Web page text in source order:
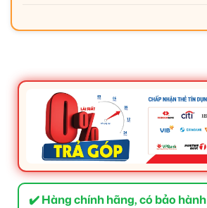
✔️ Hàng chính hãng, có bảo hành